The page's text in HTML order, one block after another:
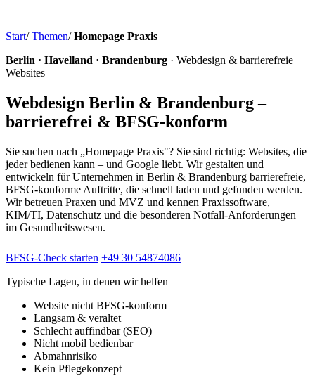
Start/ Themen/ Homepage Praxis
Berlin · Havelland · Brandenburg · Webdesign & barrierefreie
Websites
Webdesign Berlin & Brandenburg –
barrierefrei & BFSG-konform
Sie suchen nach „Homepage Praxis"? Sie sind richtig: Websites, die
jeder bedienen kann – und Google liebt. Wir gestalten und
entwickeln für Unternehmen in Berlin & Brandenburg barrierefreie,
BFSG-konforme Auftritte, die schnell laden und gefunden werden.
Wir betreuen Praxen und MVZ und kennen Praxissoftware,
KIM/TI, Datenschutz und die besonderen Notfall-Anforderungen
im Gesundheitswesen.
BFSG-Check starten +49 30 54874086
Typische Lagen, in denen wir helfen
Website nicht BFSG-konform
Langsam & veraltet
Schlecht auffindbar (SEO)
Nicht mobil bedienbar
Abmahnrisiko
Kein Pflegekonzept